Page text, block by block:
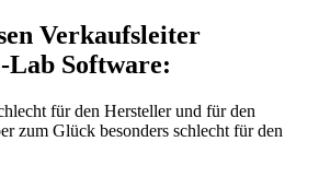
Verkaufsleiter
Lab Software:
für den Hersteller und für den
zum Glück besonders schlecht für den